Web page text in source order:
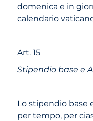
domenica e in
calendario
Art. 15
Stipendio base e
Lo stipendio base
per tempo, per